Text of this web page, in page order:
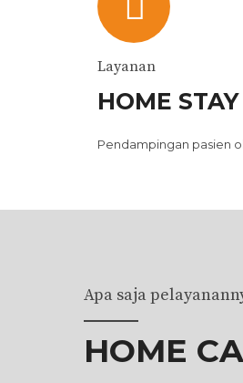
Layanan
HOME STAY
Pendampingan pasien
Apa saja
HOME